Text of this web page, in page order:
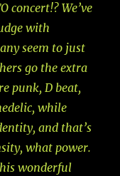
concert!? We’ve
with
seem to just
go the extra
punk, D beat,
while
and that’s
what power.
wonderful